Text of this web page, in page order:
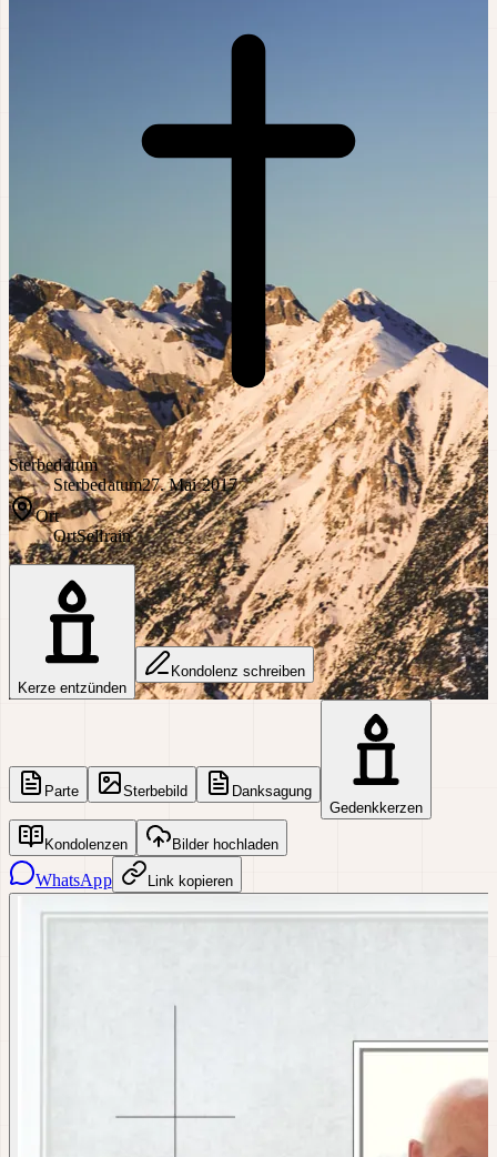
Sterbedatum
Sterbedatum27. Mai 2017
Ort
OrtSellrain
Kerze entzünden
Kondolenz schreiben
Parte Sterbebild
Danksagung
Gedenkkerzen
Kondolenzen Bilder hochladen
WhatsApp Link kopieren